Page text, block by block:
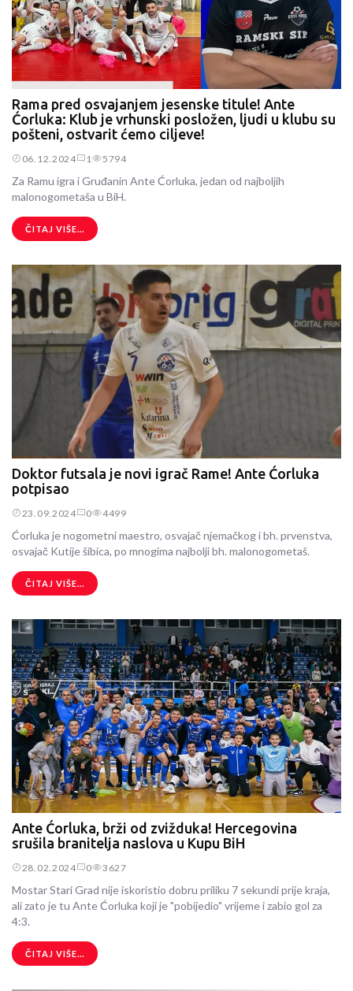
Rama pred osvajanjem jesenske titule! Ante
Ćorluka: Klub je vrhunski posložen, ljudi u klubu su
pošteni, ostvarit ćemo ciljeve!
06.12.2024 1 5794
Za Ramu igra i Gruđanin Ante Ćorluka, jedan od najboljih
malonogometaša u BiH.
ČITAJ VIŠE...
Doktor futsala je novi igrač Rame! Ante Ćorluka
potpisao
23.09.2024 0 4499
Ćorluka je nogometni maestro, osvajač njemačkog i bh. prvenstva,
osvajač Kutije šibica, po mnogima najbolji bh. malonogometaš.
ČITAJ VIŠE...
Ante Ćorluka, brži od zvižduka! Hercegovina
srušila branitelja naslova u Kupu BiH
28.02.2024 0 3627
Mostar Stari Grad nije iskoristio dobru priliku 7 sekundi prije kraja,
ali zato je tu Ante Ćorluka koji je "pobijedio" vrijeme i zabio gol za
4:3.
ČITAJ VIŠE...